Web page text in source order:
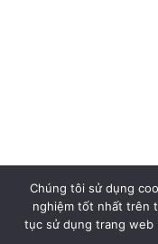
Chúng tôi sử dụng
nghiệm tốt nhất trên
tục sử dụng trang web